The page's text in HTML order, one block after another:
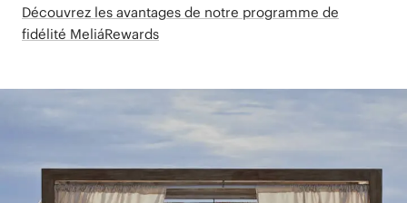
Découvrez les avantages de notre programme de
fidélité MeliáRewards